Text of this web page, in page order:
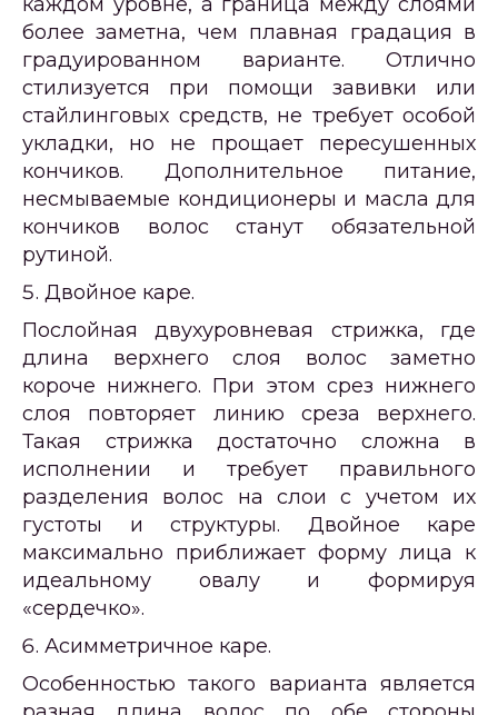
более заметна, чем плавная градация в
градуированном варианте. Отлично
стилизуется при помощи завивки или
стайлинговых средств, не требует особой
укладки, но не прощает пересушенных
кончиков. Дополнительное питание,
несмываемые кондиционеры и масла для
кончиков волос станут обязательной
рутиной.
Двойное каре.
Послойная двухуровневая стрижка, где
длина верхнего слоя волос заметно
короче нижнего. При этом срез нижнего
слоя повторяет линию среза верхнего.
Такая стрижка достаточно сложна в
исполнении и требует правильного
разделения волос на слои с учетом их
густоты и структуры. Двойное каре
максимально приближает форму лица к
идеальному овалу и формируя
«сердечко».
Асимметричное каре.
Особенностью такого варианта является